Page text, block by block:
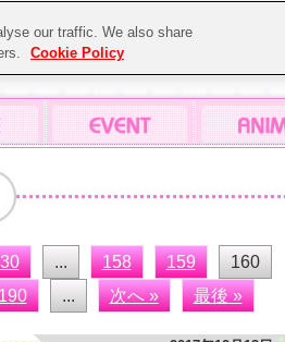
30 ... 158 159
160
... 次へ » 最後 »
our traffic. We also share
Cookie Policy